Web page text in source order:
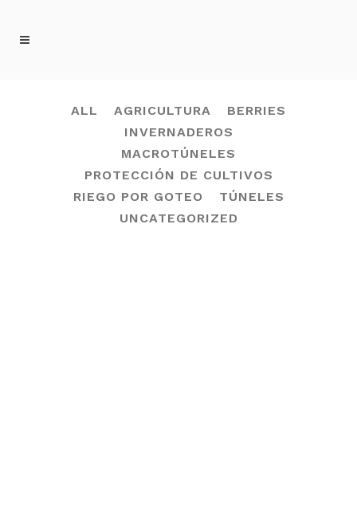
ALL AGRICULTURA
BERRIES
INVERNADEROS
MACROTÚNELES
PROTECCIÓN DE CULTIVOS
RIEGO POR GOTEO
TÚNELES
UNCATEGORIZED